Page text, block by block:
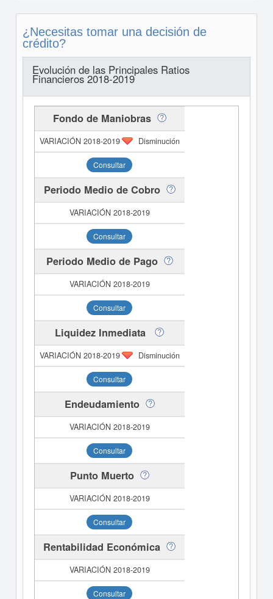
¿Necesitas tomar una decisión de
crédito?
Evolución de las Principales Ratios
Financieros 2018-2019
Fondo de Maniobras
Disminución
Consultar
Periodo Medio de Cobro
Consultar
Periodo Medio de Pago
Consultar
Liquidez Inmediata
Disminución
Consultar
Endeudamiento
Consultar
Punto Muerto
Consultar
Rentabilidad Económica
Consultar